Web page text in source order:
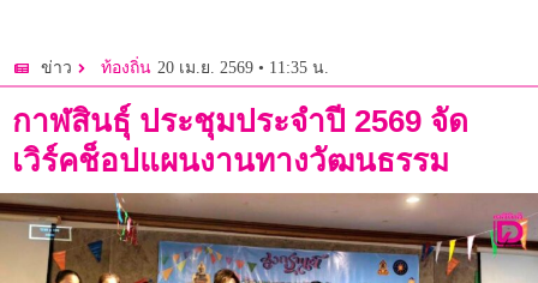
ข่าว ท้องถิ่น 20 เม.ย. 2569 • 11:35 น.
กาฬสินธุ์ ประชุมประจำปี 2569 จัด
เวิร์คช็อปแผนงานทางวัฒนธรรม